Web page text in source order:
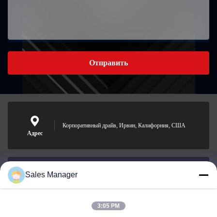
Отправить
Адрес
Корпоративный драйв, Ирвин, Калифорния, США
Электронная
Sales Manager
3:05 PM